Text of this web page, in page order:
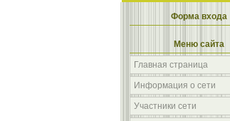
Форма входа
Меню сайта
Главная страница
Информация о сети
Участники сети